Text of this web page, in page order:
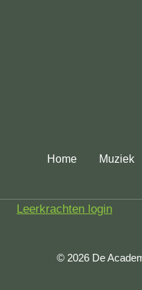
Home Muziek
Leerkrachten login
© 2026 De